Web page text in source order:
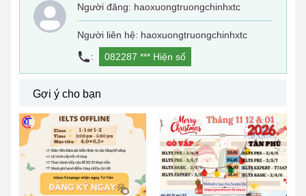
Người đăng: haoxuongtruongchinhxtc
Người liên hệ: haoxuongtruongchinhxtc
:
082287 *** Hiện số
Gợi ý cho bạn